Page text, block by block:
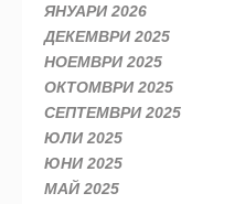
ЯНУАРИ 2026
ДЕКЕМВРИ 2025
НОЕМВРИ 2025
ОКТОМВРИ 2025
СЕПТЕМВРИ 2025
ЮЛИ 2025
ЮНИ 2025
МАЙ 2025